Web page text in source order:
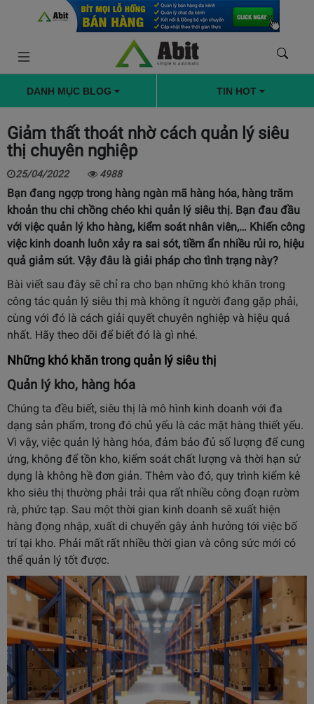
DANH MỤC BLOG TIN HOT
Giảm thất thoát nhờ cách quản lý siêu
thị chuyên nghiệp
25/04/2022 4988
Bạn đang ngợp trong hàng ngàn mã hàng hóa, hàng trăm
khoản thu chi chồng chéo khi quản lý siêu thị. Bạn đau đầu
với việc quản lý kho hàng, kiểm soát nhân viên,… Khiến công
việc kinh doanh luôn xảy ra sai sót, tiềm ẩn nhiều rủi ro, hiệu
quả giảm sút. Vậy đâu là giải pháp cho tình trạng này?
Bài viết sau đây sẽ chỉ ra cho bạn những khó khăn trong
công tác quản lý siêu thị mà không ít người đang gặp phải,
cùng với đó là cách giải quyết chuyên nghiệp và hiệu quả
nhất. Hãy theo dõi để biết đó là gì nhé.
Những khó khăn trong quản lý siêu thị
Quản lý kho, hàng hóa
Chúng ta đều biết, siêu thị là mô hình kinh doanh với đa
dạng sản phẩm, trong đó chủ yếu là các mặt hàng thiết yếu.
Vì vậy, việc quản lý hàng hóa, đảm bảo đủ số lượng để cung
ứng, không để tồn kho, kiểm soát chất lượng và thời hạn sử
dụng là không hề đơn giản. Thêm vào đó, quy trình kiểm kê
kho siêu thị thường phải trải qua rất nhiều công đoạn rườm
rà, phức tạp. Sau một thời gian kinh doanh sẽ xuất hiện
hàng đọng nhập, xuất di chuyển gây ảnh hưởng tới việc bố
trí tại kho. Phải mất rất nhiều thời gian và công sức mới có
thể quản lý tốt được.